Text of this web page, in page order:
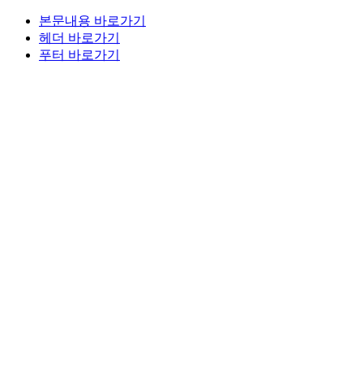
본문내용 바로가기
헤더 바로가기
푸터 바로가기